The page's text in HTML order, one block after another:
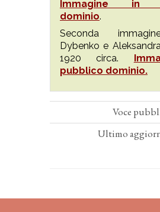
Immagine in
dominio.
Seconda
Dybenko e
1920 circa.
pubblico dominio.
Voce
Ultimo